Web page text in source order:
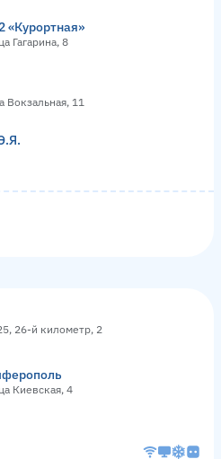
«Курортная»
Гагарина, 8
Вокзальная, 11
26-й километр, 2
Киевская, 4